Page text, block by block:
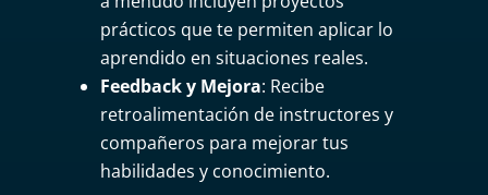
prácticos que te permiten aplicar lo
aprendido en situaciones reales.
Feedback y Mejora: Recibe
retroalimentación de instructores y
compañeros para mejorar tus
habilidades y conocimiento.